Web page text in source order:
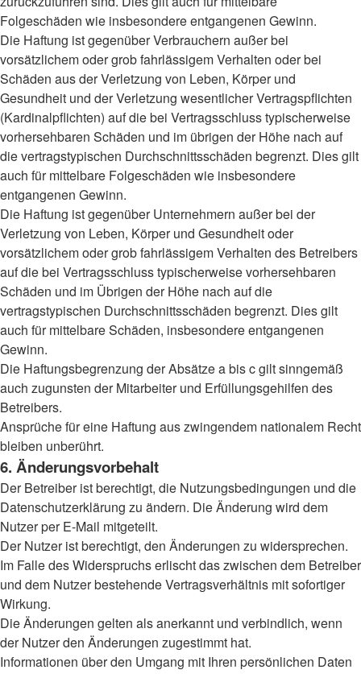
Folgeschäden wie insbesondere entgangenen Gewinn.
Die Haftung ist gegenüber Verbrauchern außer bei
vorsätzlichem oder grob fahrlässigem Verhalten oder bei
Schäden aus der Verletzung von Leben, Körper und
Gesundheit und der Verletzung wesentlicher Vertragspflichten
(Kardinalpflichten) auf die bei Vertragsschluss typischerweise
vorhersehbaren Schäden und im übrigen der Höhe nach auf
die vertragstypischen Durchschnittsschäden begrenzt. Dies gilt
auch für mittelbare Folgeschäden wie insbesondere
entgangenen Gewinn.
Die Haftung ist gegenüber Unternehmern außer bei der
Verletzung von Leben, Körper und Gesundheit oder
vorsätzlichem oder grob fahrlässigem Verhalten des Betreibers
auf die bei Vertragsschluss typischerweise vorhersehbaren
Schäden und im Übrigen der Höhe nach auf die
vertragstypischen Durchschnittsschäden begrenzt. Dies gilt
auch für mittelbare Schäden, insbesondere entgangenen
Gewinn.
Die Haftungsbegrenzung der Absätze a bis c gilt sinngemäß
auch zugunsten der Mitarbeiter und Erfüllungsgehilfen des
Betreibers.
Ansprüche für eine Haftung aus zwingendem nationalem Recht
bleiben unberührt.
6. Änderungsvorbehalt
Der Betreiber ist berechtigt, die Nutzungsbedingungen und die
Datenschutzerklärung zu ändern. Die Änderung wird dem
Nutzer per E-Mail mitgeteilt.
Der Nutzer ist berechtigt, den Änderungen zu widersprechen.
Im Falle des Widerspruchs erlischt das zwischen dem Betreiber
und dem Nutzer bestehende Vertragsverhältnis mit sofortiger
Wirkung.
Die Änderungen gelten als anerkannt und verbindlich, wenn
der Nutzer den Änderungen zugestimmt hat.
Informationen über den Umgang mit Ihren persönlichen Daten